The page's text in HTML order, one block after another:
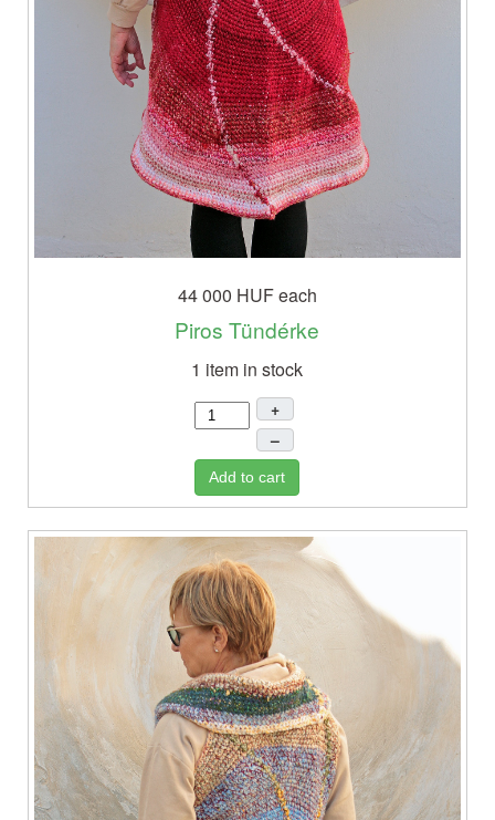
44 000 HUFeach
Piros Tündérke
1 item in stock
+
–
Add to cart